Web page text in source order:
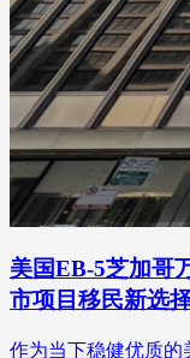
美国EB-5芝加哥
市项目移民新选
作为当下稳健优质的